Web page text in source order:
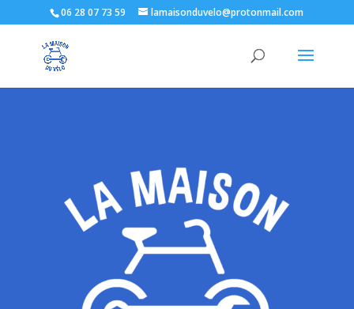
06 28 07 73 59 lamaisonduvelo@protonmail.com